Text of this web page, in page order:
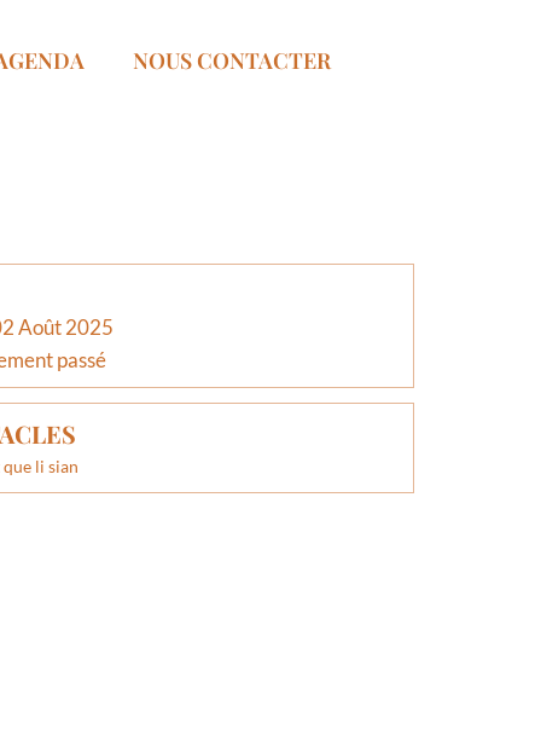
NOUS CONTACTER
Août 2025
passé
que li sian